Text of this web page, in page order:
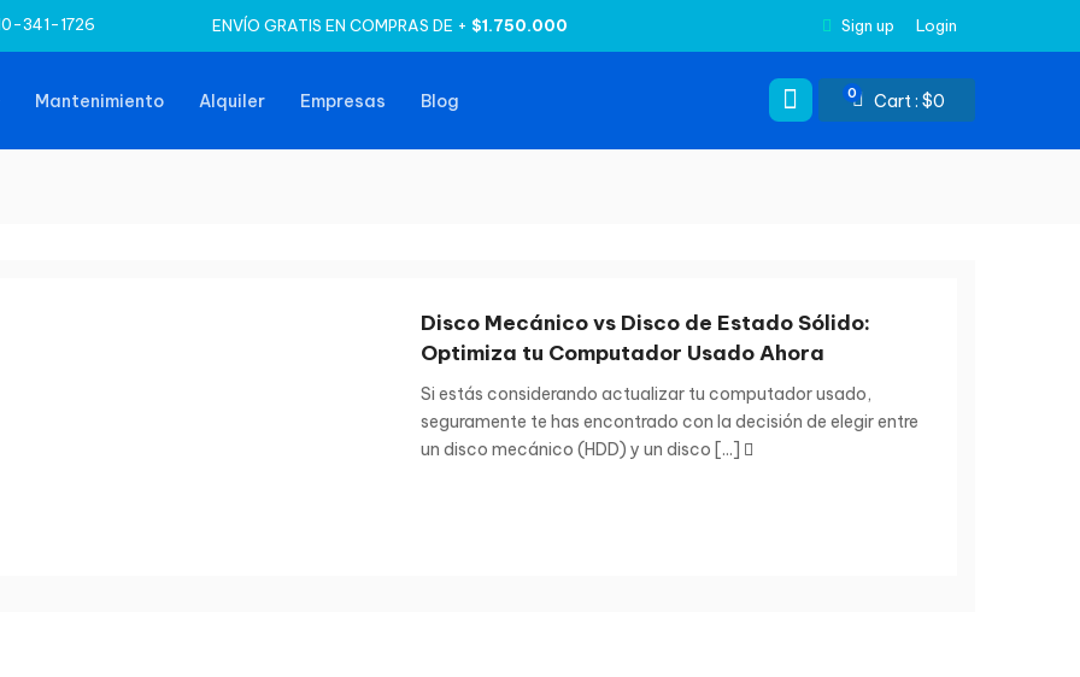
341-1726 ENVÍO GRATIS EN COMPRAS DE + $1.750.000 Sign up Login
Mantenimiento Alquiler Empresas Blog Cart : $0
0
Disco Mecánico vs Disco de Estado Sólido:
Optimiza tu Computador Usado Ahora
Si estás considerando actualizar tu computador usado,
seguramente te has encontrado con la decisión de elegir entre
un disco mecánico (HDD) y un disco [...]